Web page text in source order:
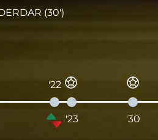
(30')
'22
'23 '30